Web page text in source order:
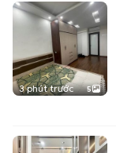
3 phút trước 5